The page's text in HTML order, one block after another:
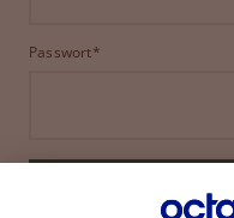
Passwort*